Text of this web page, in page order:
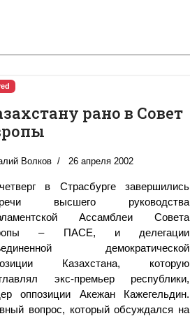
рано в Совет
Волков 26 апреля 2002
в Страсбурге завершились
высшего руководства
Ассамблеи Совета
– ПАСЕ, и делегации
демократической
Казахстана, которую
экс-премьер республики,
оппозиции Акежан Кажегельдин.
вопрос, который обсуждался на